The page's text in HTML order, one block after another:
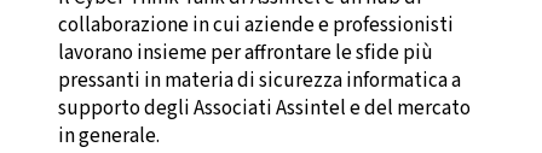
collaborazione in cui aziende e professionisti
lavorano insieme per affrontare le sfide più
pressanti in materia di sicurezza informatica a
supporto degli Associati Assintel e del mercato
in generale.